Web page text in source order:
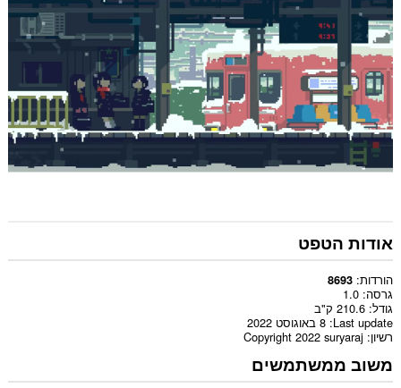
אודות הטפט
הורדות 8693
גרסה 1.0
גודל 210.6 ק"ב
Last update 8 באוגוסט 2022
רשיון Copyright 2022 suryaraj
משוב ממשתמשים